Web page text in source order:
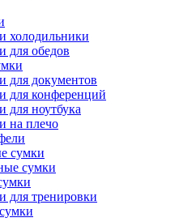
холодильники
для обедов
для документов
для конференций
для ноутбука
на плечо
сумки
сумки
для тренировки